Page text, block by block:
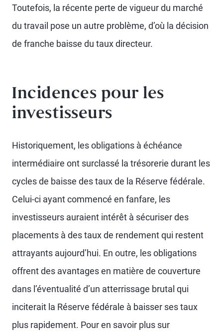
Toutefois, la récente perte de vigueur du marché
du travail pose un autre problème, d’où la décision
de franche baisse du taux directeur.
Incidences pour les
investisseurs
Historiquement, les obligations à échéance
intermédiaire ont surclassé la trésorerie durant les
cycles de baisse des taux de la Réserve fédérale.
Celui-ci ayant commencé en fanfare, les
investisseurs auraient intérêt à sécuriser des
placements à des taux de rendement qui restent
attrayants aujourd’hui. En outre, les obligations
offrent des avantages en matière de couverture
dans l’éventualité d’un atterrissage brutal qui
inciterait la Réserve fédérale à baisser ses taux
plus rapidement. Pour en savoir plus sur